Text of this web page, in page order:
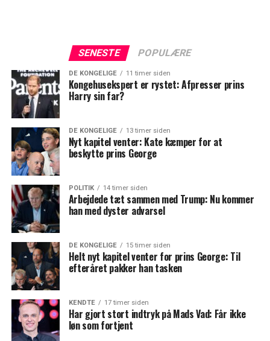
SENESTE POPULÆRE
DE KONGELIGE 11 timer siden
Kongehusekspert er rystet: Afpresser prins
Harry sin far?
DE KONGELIGE 13 timer siden
Nyt kapitel venter: Kate kæmper for at
beskytte prins George
POLITIK 14 timer siden
Arbejdede tæt sammen med Trump: Nu kommer
han med dyster advarsel
DE KONGELIGE 15 timer siden
Helt nyt kapitel venter for prins George: Til
efteråret pakker han tasken
KENDTE 17 timer siden
Har gjort stort indtryk på Mads Vad: Får ikke
løn som fortjent